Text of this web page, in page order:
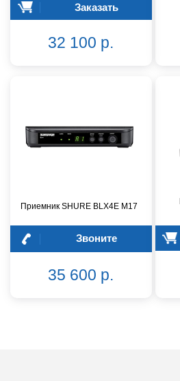
Заказать
32 100 р.
Приемник SHURE BLX4E M17
Звоните
35 600 р.